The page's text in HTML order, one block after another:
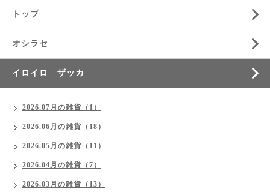
トップ
オシラセ
イロイロ ザッカ
2026.07月の雑貨（1）
2026.06月の雑貨（18）
2026.05月の雑貨（11）
2026.04月の雑貨（7）
2026.03月の雑貨（13）